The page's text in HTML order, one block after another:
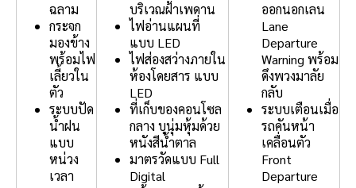
ฉลาม
กระจก
มองข้าง
พร้อมไฟ
เลี้ยวใน
ตัว
ระบบปัด
น้ำฝน
แบบ
หน่วง
เวลา
บริเวณฝ้าเพดาน
ไฟอ่านแผนที่
แบบ LED
ไฟส่องสว่างภายใน
ห้องโดยสาร แบบ
LED
ที่เก็บของคอนโซล
กลาง บุนุ่มหุ้มด้วย
หนังสีน้ำตาล
มาตรวัดแบบ Full
Digital
ออกนอกเลน
Lane
Departure
Warning พร้อม
ดึงพวงมาลัย
กลับ
ระบบเตือนเมื่อ
รถคันหน้า
เคลื่อนตัว
Front
Departure